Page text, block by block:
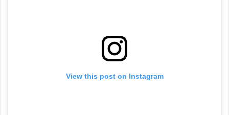
View this post on Instagram